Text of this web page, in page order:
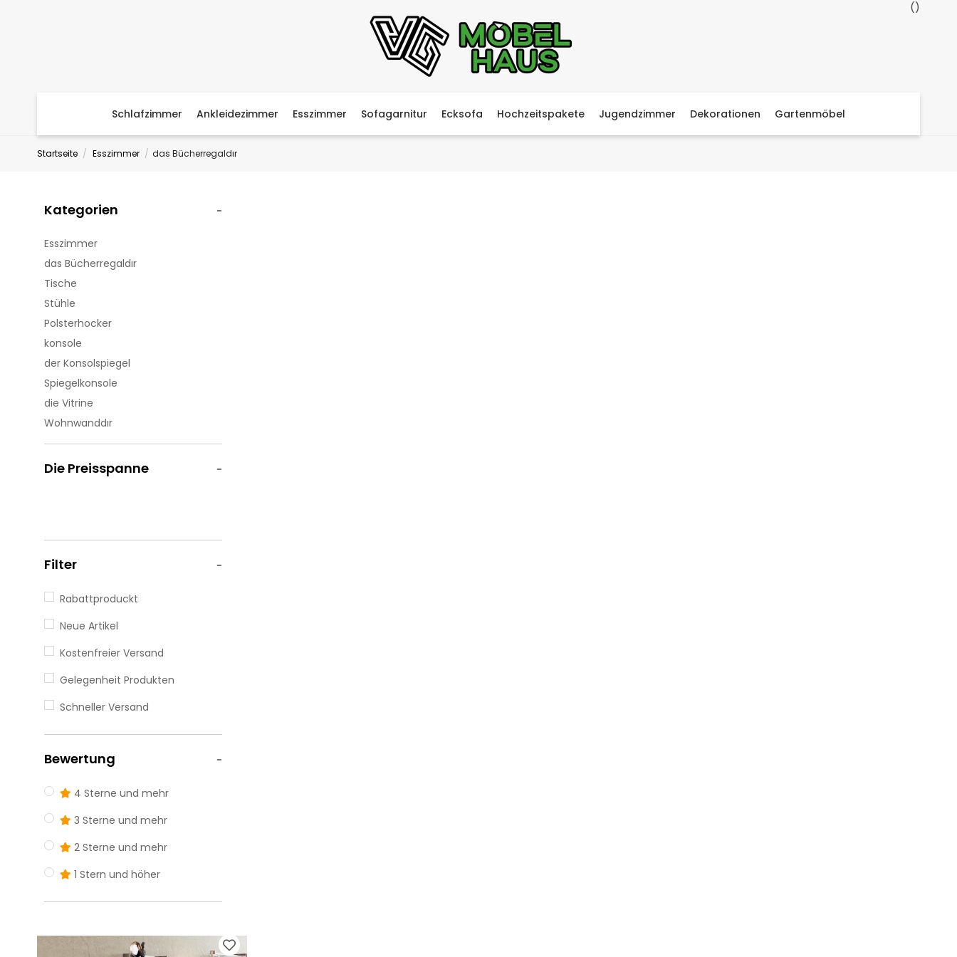
Schlafzimmer Ankleidezimmer Esszimmer Sofagarnitur Ecksofa Hochzeitspakete Jugendzimmer Dekorationen Gartenmöbel
Startseite Esszimmer das Bücherregaldır
Kategorien
Esszimmer
das Bücherregaldır
Tische
Stühle
Polsterhocker
konsole
der Konsolspiegel
Spiegelkonsole
die Vitrine
Wohnwanddır
Die Preisspanne
Filter
Rabattproduckt
Neue Artikel
Kostenfreier Versand
Gelegenheit Produkten
Schneller Versand
Bewertung
4 Sterne und mehr
3 Sterne und mehr
2 Sterne und mehr
1 Stern und höher